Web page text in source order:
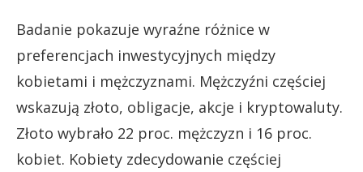
Badanie pokazuje wyraźne różnice w
preferencjach inwestycyjnych między
kobietami i mężczyznami. Mężczyźni częściej
wskazują złoto, obligacje, akcje i kryptowaluty.
Złoto wybrało 22 proc. mężczyzn i 16 proc.
kobiet. Kobiety zdecydowanie częściej